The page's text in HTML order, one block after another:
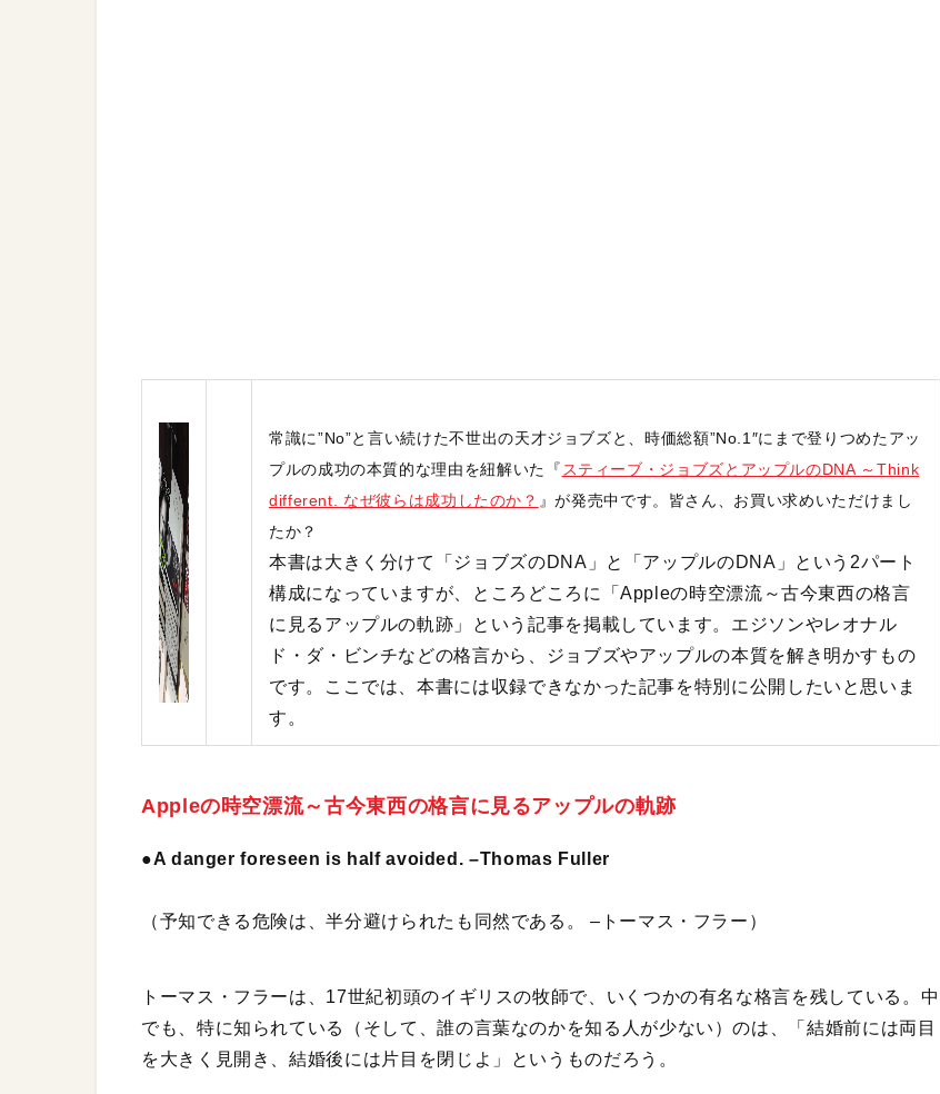
常識に”No”と言い続けた不世出の天才ジョブズと、時価総額”No.1″にまで登りつめたアッ
プルの成功の本質的な理由を紐解いた『スティーブ・ジョブズとアップルのDNA ～Think
different. なぜ彼らは成功したのか？ 』が発売中です。皆さん、お買い求めいただけまし
たか？
本書は大きく分けて「ジョブズのDNA」と「アップルのDNA」という2パート
構成になっていますが、ところどころに「Appleの時空漂流～古今東西の格言
に見るアップルの軌跡」という記事を掲載しています。エジソンやレオナル
ド・ダ・ビンチなどの格言から、ジョブズやアップルの本質を解き明かすもの
です。ここでは、本書には収録できなかった記事を特別に公開したいと思いま
す。
Appleの時空漂流～古今東西の格言に見るアップルの軌跡
●A danger foreseen is half avoided. –Thomas Fuller
（予知できる危険は、半分避けられたも同然である。 –トーマス・フラー）
トーマス・フラーは、17世紀初頭のイギリスの牧師で、いくつかの有名な格言を残している。中
でも、特に知られている（そして、誰の言葉なのかを知る人が少ない）のは、「結婚前には両目
を大きく見開き、結婚後には片目を閉じよ」というものだろう。